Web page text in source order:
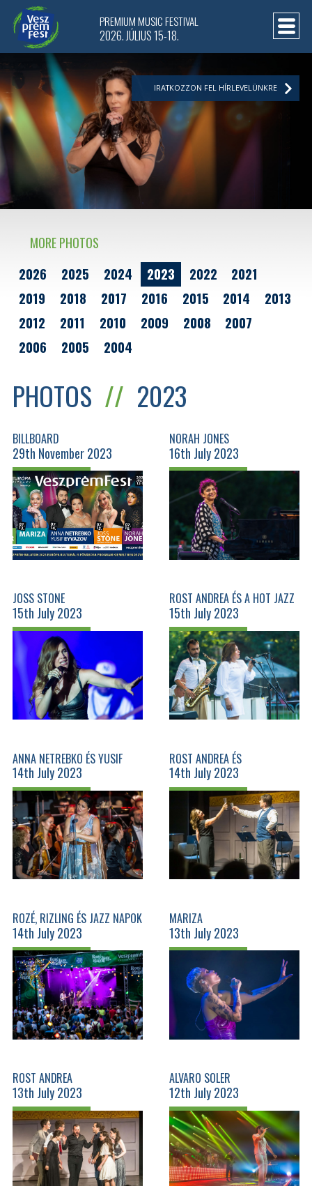
PHOTOS // 2023
BILLBOARD
29th November 2023
NORAH JONES
16th July 2023
JOSS STONE
15th July 2023
ROST ANDREA ÉS A HOT JAZZ
BAND - DALOK A
LÁNYSZOBÁMBÓL
15th July 2023
ANNA NETREBKO ÉS YUSIF
EYVAZOV
14th July 2023
ROST ANDREA ÉS
PUSZTASZERI KORNÉL - A DÍVA
ÉS A FÉRFI(AK)
14th July 2023
ROZÉ, RIZLING ÉS JAZZ NAPOK
14th July 2023
MARIZA
13th July 2023
ROST ANDREA
MESTERKURZUS NÖVENDÉK
KONCERT
13th July 2023
ALVARO SOLER
12th July 2023
MORE PHOTOS
2026 2025 2024 2023 2022
2021
2019
2018 2017 2016 2015 2014
2013
2012
2011 2010 2009 2008
2007
2006
2005 2004
PREMIUM MUSIC FESTIVAL
2026. JÚLIUS 15-18.
IRATKOZZON FEL HÍRLEVELÜNKRE